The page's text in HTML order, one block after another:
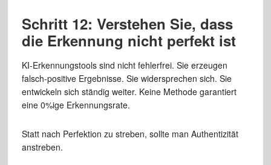
Schritt 12: Verstehen Sie, dass
die Erkennung nicht perfekt ist
KI-Erkennungstools sind nicht fehlerfrei. Sie erzeugen
falsch-positive Ergebnisse. Sie widersprechen sich. Sie
entwickeln sich ständig weiter. Keine Methode garantiert
eine 0%ige Erkennungsrate.
Statt nach Perfektion zu streben, sollte man Authentizität
anstreben.